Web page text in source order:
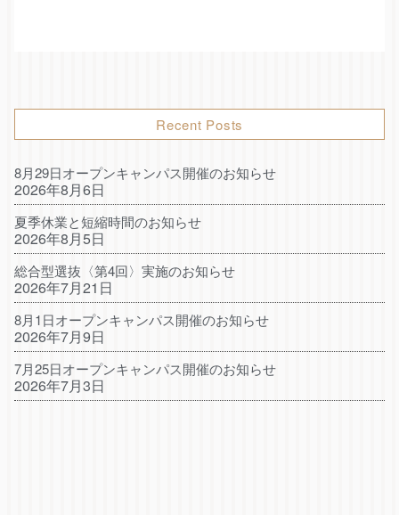
Recent Posts
8月29日オープンキャンパス開催のお知らせ
2026年8月6日
夏季休業と短縮時間のお知らせ
2026年8月5日
総合型選抜〈第4回〉実施のお知らせ
2026年7月21日
8月1日オープンキャンパス開催のお知らせ
2026年7月9日
7月25日オープンキャンパス開催のお知らせ
2026年7月3日